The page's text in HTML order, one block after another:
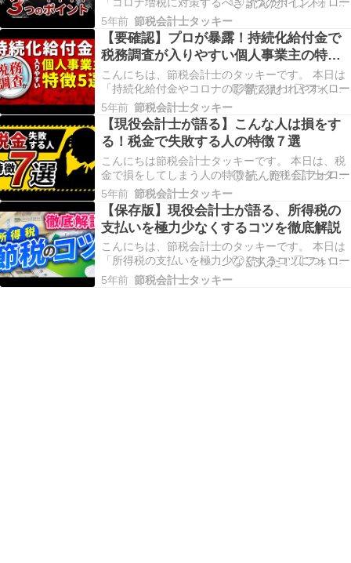
ついてお話します。 【コロナ増税】【本当に増税
される？】【対策は？】 ニュースでコロナ増税と
聞いたりして、 今後本当に増税がされるの？ と心
配になっている方や もし増税されるならどんな対
策…
5年前 節税会計士タッキー
【要確認】プロが暴露！持続化給付金で
税務調査が入りやすい個人事業主の特徴
５選！
こんにちは、節税会計士のタッキーです。 本日は
「持続化給付金やコロナの影響で狙われやすくな
る個人事業主の特徴５選！」 についてお話しま
す。 【持続化給付金】【もらったら狙われる？】
【コロナの影響は？】 この動画を見ている方の中
には、 持続化給付金をもらったら税務調査がくる
の？ コ…
5年前 節税会計士タッキー
【現役会計士が語る】こんな人は損をす
る！税金で失敗する人の特徴７選
こんにちは節税会計士タッキーです。 本日は、税
金で損をしてしまう人の特徴を、 節税会計士タッ
キーが会計士の目線でお話します。 【税金】【失
敗したくない】【どうしたらいい？】 個人事業主
や法人化した経営者の方の中には、 税金で失敗し
たくない。 税金で損をしないためにはどうしたら
よい…
5年前 節税会計士タッキー
【保存版】現役会計士が語る、所得税の
支払いを極力少なくするコツを徹底解説
こんにちは、節税会計士のタッキーです。 本日は
「所得税の支払いを極力少なくするコツについ
て」 現役会計士が徹底して解説していきます。
【所得税高い】【減らせない？】【コツは？】 サ
5年前 節税会計士タッキー